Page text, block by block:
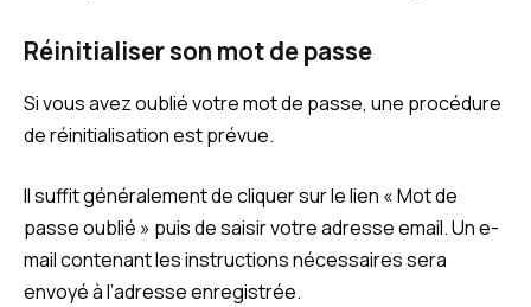
Réinitialiser son mot de passe
Si vous avez oublié votre mot de passe, une procédure
de réinitialisation est prévue.
Il suffit généralement de cliquer sur le lien « Mot de
passe oublié » puis de saisir votre adresse email. Un e-
mail contenant les instructions nécessaires sera
envoyé à l’adresse enregistrée.